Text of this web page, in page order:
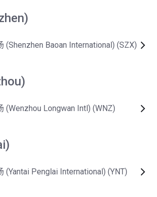
(Shenzhen Baoan International) (SZX)
(Wenzhou Longwan Intl) (WNZ)
(Yantai Penglai International) (YNT)